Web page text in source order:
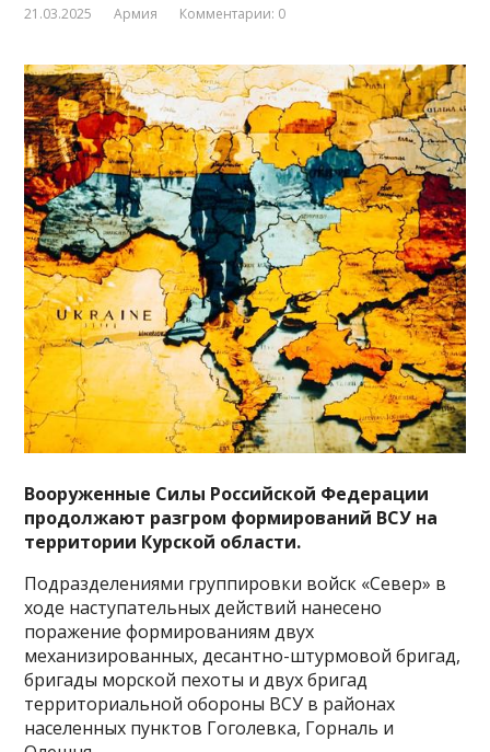
21.03.2025 Армия Комментарии: 0
Вооруженные Силы Российской Федерации
продолжают разгром формирований ВСУ на
территории Курской области.
Подразделениями группировки войск «Север» в
ходе наступательных действий нанесено
поражение формированиям двух
механизированных, десантно-штурмовойбригад,
бригады морской пехоты и двух бригад
территориальной обороны ВСУ в районах
населенных пунктов Гоголевка, Горналь и